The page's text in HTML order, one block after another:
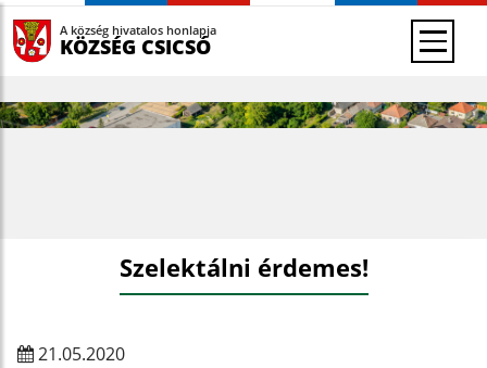
A község hivatalos honlapja
KÖZSÉG CSICSÓ
Szelektálni érdemes!
21.05.2020